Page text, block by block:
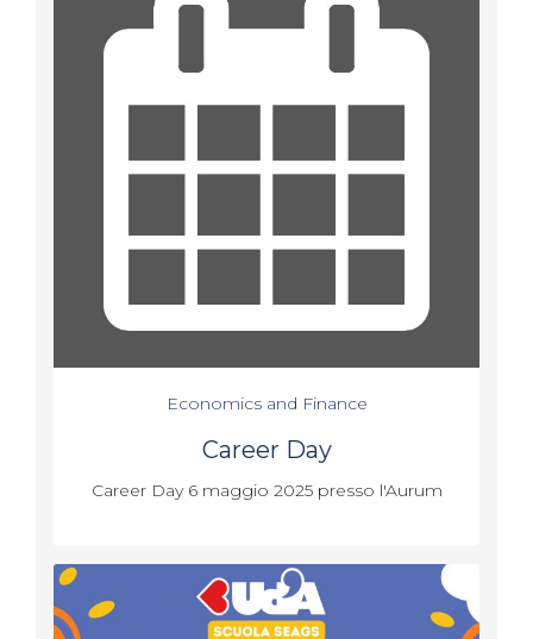
Economics and Finance
Career Day
Career Day 6 maggio 2025 presso l'Aurum